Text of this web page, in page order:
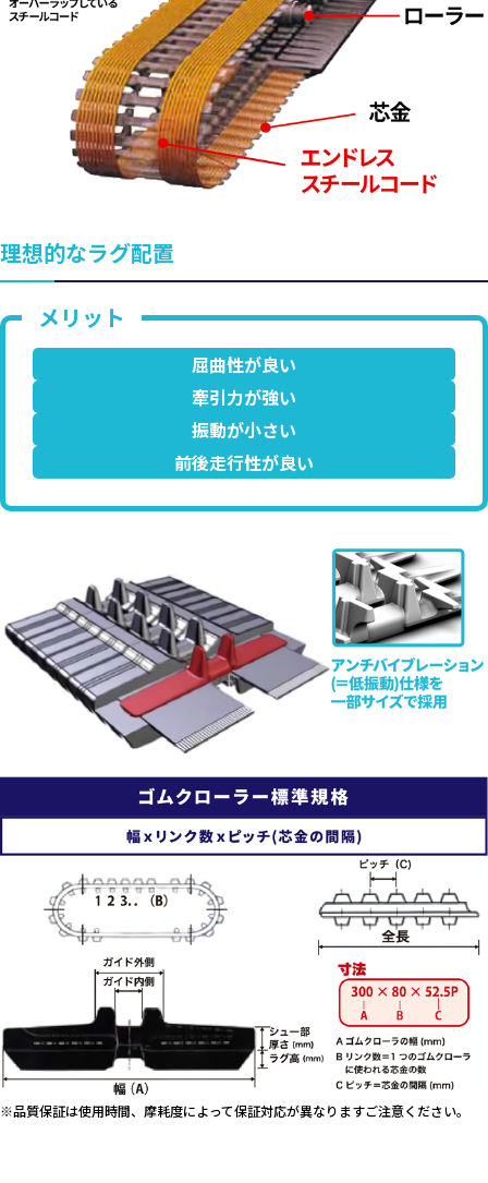
理想的なラグ配置
屈曲性が良い
牽引力が強い
振動が小さい
前後走行性が良い
※品質保証は使用時間、摩耗度によって保証対応が異なりますご注意ください。